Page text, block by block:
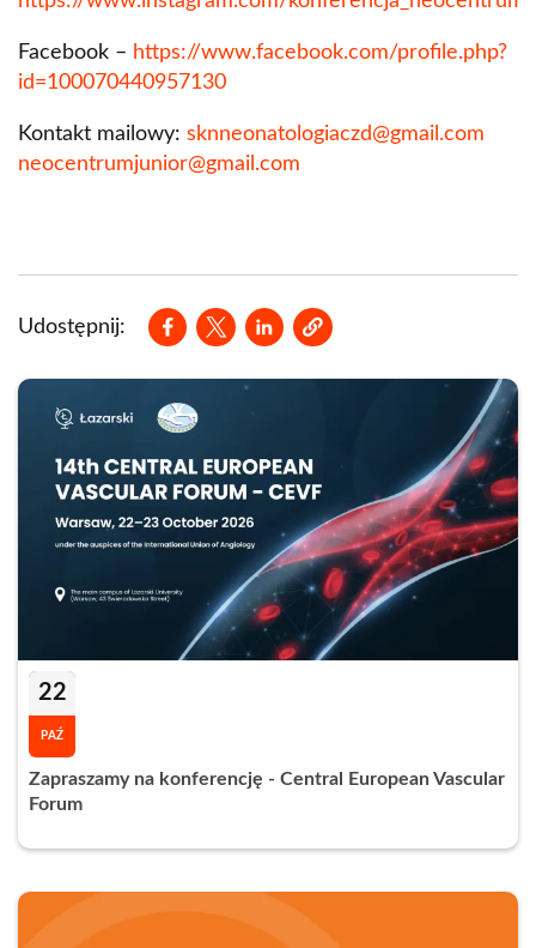
Facebook – https://www.facebook.com/profile.php?
id=100070440957130
Kontakt mailowy: sknneonatologiaczd@gmail.com
neocentrumjunior@gmail.com
Udostępnij:
Opens in a new window
Opens in a new window
Opens in a new window
22
PAŹ
Zapraszamy na konferencję - Central European Vascular
Forum